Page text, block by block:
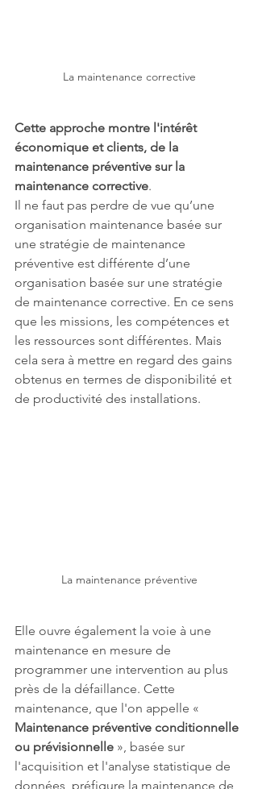
La maintenance corrective
Cette approche montre l'intérêt
économique et clients, de la
maintenance préventive sur la
maintenance corrective.
Il ne faut pas perdre de vue qu’une
organisation maintenance basée sur
une stratégie de maintenance
préventive est différente d’une
organisation basée sur une stratégie
de maintenance corrective. En ce sens
que les missions, les compétences et
les ressources sont différentes. Mais
cela sera à mettre en regard des gains
obtenus en termes de disponibilité et
de productivité des installations.
La maintenance préventive
Elle ouvre également la voie à une
maintenance en mesure de
programmer une intervention au plus
près de la défaillance. Cette
maintenance, que l'on appelle «
Maintenance préventive conditionnelle
ou prévisionnelle », basée sur
l'acquisition et l'analyse statistique de
données, préfigure la maintenance de